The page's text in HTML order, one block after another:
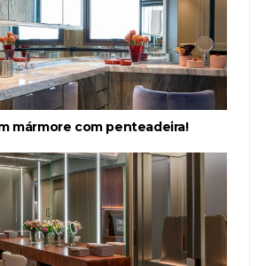
mármore com penteadeira!